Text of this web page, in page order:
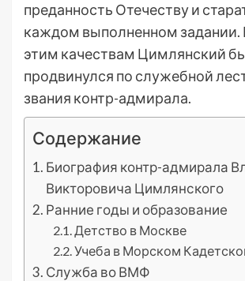
преданность Отечеству и
каждом выполненном задании.
этим качествам Цимлянский
продвинулся по служебной
звания контр-адмирала.
Содержание
Биография контр-адмирала
Викторовича Цимлянского
Ранние годы и образование
Детство в Москве
Учеба в Морском
Служба во ВМФ